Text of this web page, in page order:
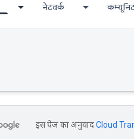
नेटवर्क
इस पेज का अनुवादCloud